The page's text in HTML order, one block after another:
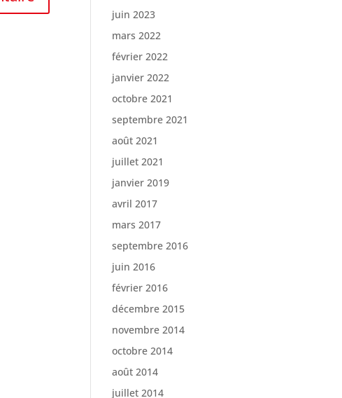
juin 2023
mars 2022
février 2022
janvier 2022
octobre 2021
septembre 2021
août 2021
juillet 2021
janvier 2019
avril 2017
mars 2017
septembre 2016
juin 2016
février 2016
décembre 2015
novembre 2014
octobre 2014
août 2014
juillet 2014